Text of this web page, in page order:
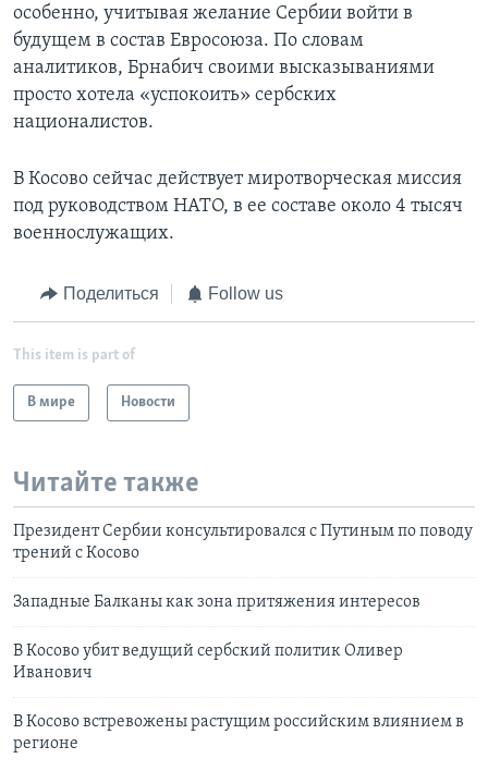
особенно, учитывая желание Сербии войти в
будущем в состав Евросоюза. По словам
аналитиков, Брнабич своими высказываниями
просто хотела «успокоить» сербских
националистов.
В Косово сейчас действует миротворческая миссия
под руководством НАТО, в ее составе около 4 тысяч
военнослужащих.
Поделиться Follow us
This item is part of
В мире Новости
Читайте также
Президент Сербии консультировался с Путиным по поводу
трений с Косово
Западные Балканы как зона притяжения интересов
В Косово убит ведущий сербский политик Оливер
Иванович
В Косово встревожены растущим российским влиянием в
регионе